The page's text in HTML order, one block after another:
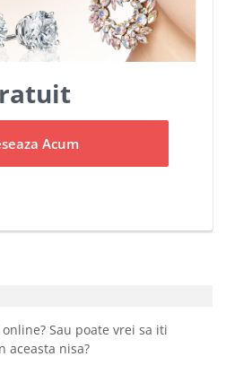
Acum
Sau poate vrei sa iti
aceasta nisa?